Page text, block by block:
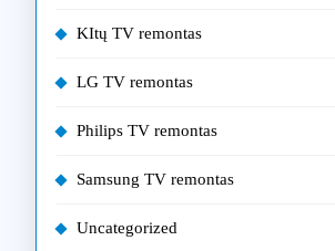
KItų TV remontas
LG TV remontas
Philips TV remontas
Samsung TV remontas
Uncategorized